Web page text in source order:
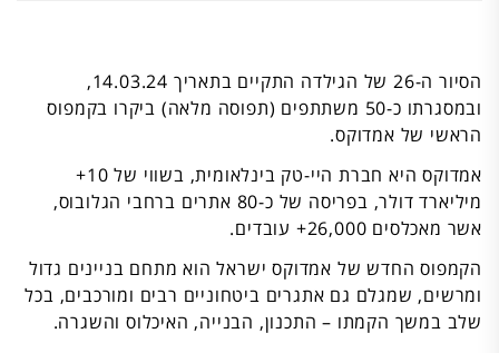
הסיור ה-26 של הגילדה התקיים בתאריך 14.03.24,
ובמסגרתו כ-50 משתתפים (תפוסה מלאה) ביקרו בקמפוס
הראשי של אמדוקס.
אמדוקס היא חברת היי-טק בינלאומית, בשווי של 10+
מיליארד דולר, בפריסה של כ-80 אתרים ברחבי הגלובוס,
אשר מאכלסים 26,000+ עובדים.
הקמפוס החדש של אמדוקס ישראל הוא מתחם בניינים גדול
ומרשים, שמגלם גם אתגרים ביטחוניים רבים ומורכבים, בכל
שלב במשך הקמתו – התכנון, הבנייה, האיכלוס והשגרה.